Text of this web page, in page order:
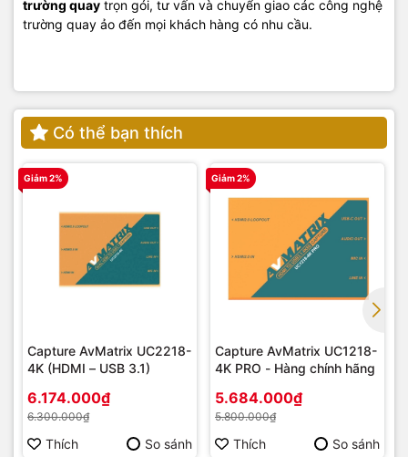
trường quay trọn gói, tư vấn và chuyển giao các công nghệ
trường quay ảo đến mọi khách hàng có nhu cầu.
Có thể bạn thích
Giảm 2%
Capture AvMatrix UC2218-
4K (HDMI – USB 3.1)
6.174.000₫
6.300.000₫
Thích So sánh
Giảm 2%
Capture AvMatrix UC1218-
4K PRO - Hàng chính hãng
5.684.000₫
5.800.000₫
Thích So sánh